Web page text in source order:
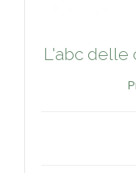
L'abc delle